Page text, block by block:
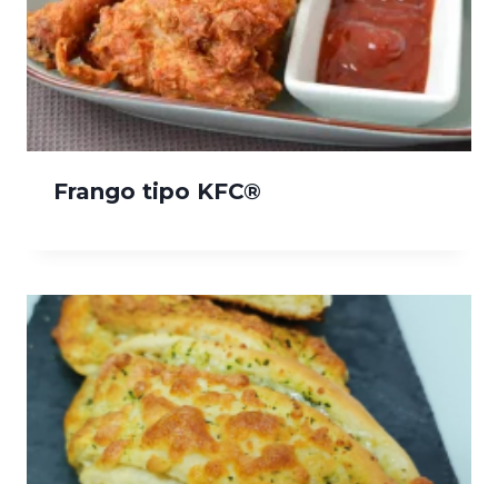
Frango tipo KFC®